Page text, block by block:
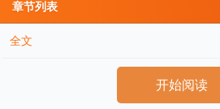
章节列表
全文
开始阅读